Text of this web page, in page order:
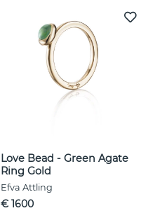
Love Bead - Green Agate
Ring Gold
Efva Attling
€ 1600